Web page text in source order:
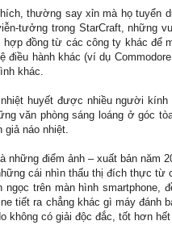
thường say xỉn mà họ tuyển
tưởng trong StarCraft, những
đồng từ các công ty khác
hành khác (ví dụ
khác.
huyết được nhiều người
văn phòng sáng loáng ở góc
giả náo nhiệt.
những điểm ảnh – xuất bản
cái nhìn thấu thị đích thực
trên màn hình smartphone,
tiết ra chẳng khác gì máy
không có giải độc đắc, tốt hơn